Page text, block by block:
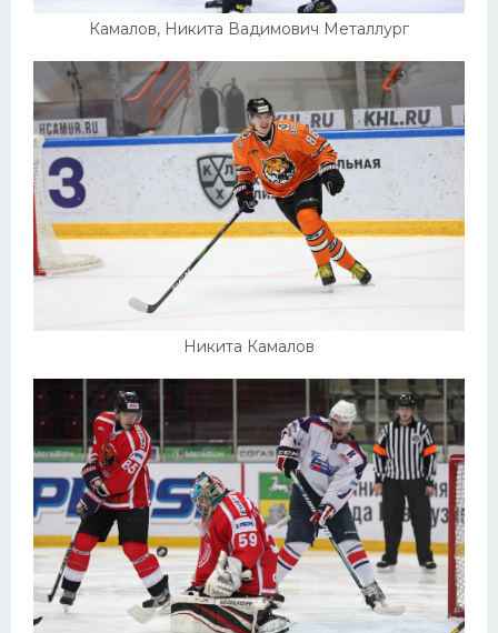
Камалов, Никита Вадимович Металлург
Никита Камалов